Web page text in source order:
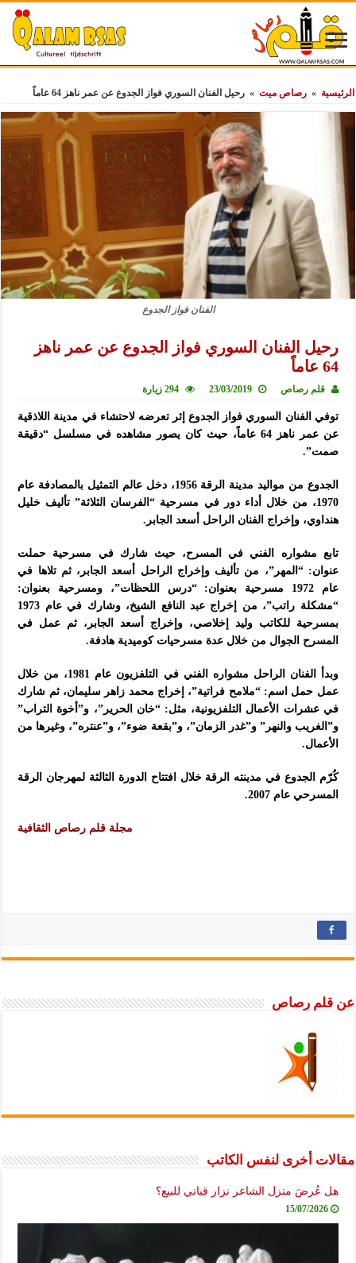
الرئيسية » رصاص ميت » رحيل الفنان السوري فواز الجدوع عن عمر ناهز 64 عاماً
الفنان فواز الجدوع
رحيل الفنان السوري فواز الجدوع عن عمر ناهز
64 عاماً
قلم رصاص 23/03/2019 294 زيارة
توفي الفنان السوري فواز الجدوع إثر تعرضه لاحتشاء في مدينة اللاذقية
عن عمر ناهز 64 عاماً، حيث كان يصور مشاهده في مسلسل “دقيقة
صمت”.
الجدوع من مواليد مدينة الرقة 1956، دخل عالم التمثيل بالمصادفة عام
1970، من خلال أداء دور في مسرحية “الفرسان الثلاثة” تأليف خليل
هنداوي، وإخراج الفنان الراحل أسعد الجابر.
تابع مشواره الفني في المسرح، حيث شارك في مسرحية حملت
عنوان: “المهر”، من تأليف وإخراج الراحل أسعد الجابر، ثم تلاها في
عام 1972 مسرحية بعنوان: “درس اللحظات”، ومسرحية بعنوان:
“مشكلة راتب”، من إخراج
عبد النافع الشيخ، وشارك في عام 1973
بمسرحية للكاتب وليد إخلاصي، وإخراج أسعد الجابر، ثم عمل في
المسرح الجوال من خلال عدة مسرحيات كوميدية هادفة.
وبدأ الفنان الراحل مشواره الفني في التلفزيون عام 1981، من خلال
عمل حمل اسم: “ملامح فراتية”، إخراج محمد زاهر سليمان، ثم شارك
في عشرات الأعمال التلفزيونية، مثل: “خان الحرير”، و”أخوة التراب”
و”الغريب والنهر” و”غدر الزمان”، و”بقعة ضوء”، و”عنتره”، وغيرها من
الأعمال.
كُرّم الجدوع في مدينته الرقة خلال افتتاح الدورة الثالثة لمهرجان الرقة
المسرحي عام 2007.
مجلة قلم رصاص الثقافية
عن قلم رصاص
مقالات أخرى لنفس الكاتب
هل عُرضَ منزل الشاعر نزار قباني للبيع؟
15/07/2026